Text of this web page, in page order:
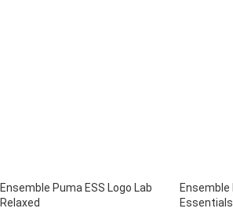
Ensemble Puma ESS Logo Lab
Relaxed
Ensemble